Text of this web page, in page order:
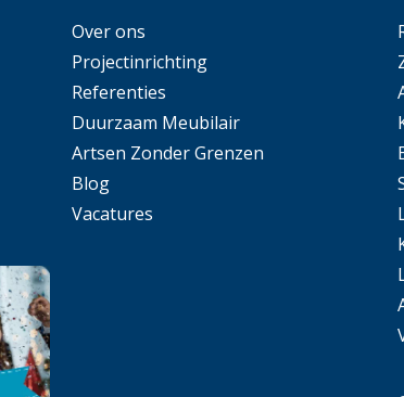
Over ons
Projectinrichting
Referenties
Duurzaam Meubilair
Artsen Zonder Grenzen
Blog
Vacatures